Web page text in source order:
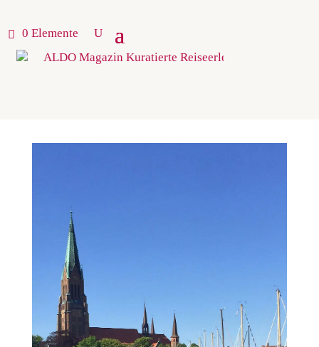
0 Elemente